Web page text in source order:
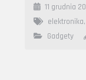
11 grudnia
elektronika,
Gadgety